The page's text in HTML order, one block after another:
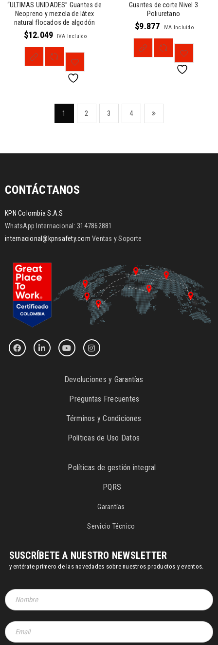
“ULTIMAS UNIDADES” Guantes de
Neopreno y mezcla de látex
natural flocados de algodón
$12.049 IVA Incluido
Guantes de corte Nivel 3
Poliuretano
$9.877 IVA Incluido
1 2 3 4
CONTÁCTANOS
KPN Colombia S.A.S
WhatsApp Internacional: 3147862881
internacional@kpnsafety.com Ventas y Soporte
Devoluciones y Garantías
Preguntas Frecuentes
Términos y Condiciones
Políticas de Uso Datos
Políticas de gestión integral
PQRS
Garantías
Servicio Técnico
SUSCRÍBETE A NUESTRO NEWSLETTER
y entérate primero de las novedades sobre nuestros productos y eventos.